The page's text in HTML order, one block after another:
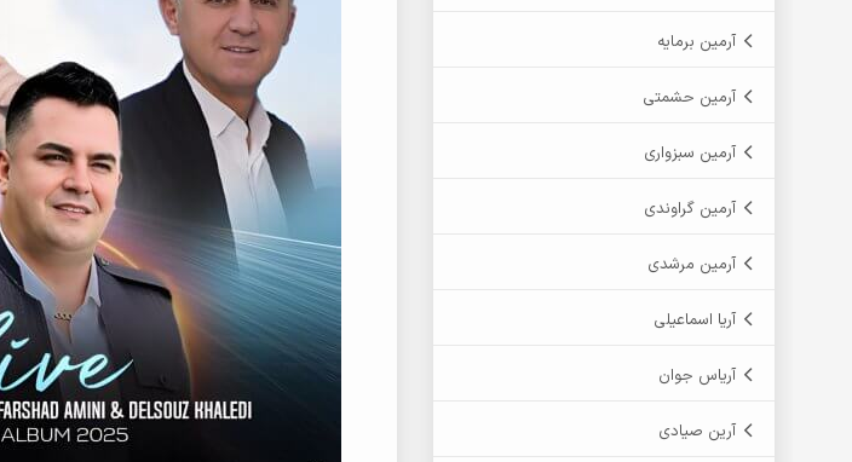
آرمین برمایه
آرمین حشمتی
آرمین سبزواری
آرمین گراوندی
آرمین مرشدی
آریا اسماعیلی
آریاس جوان
آرین صیادی